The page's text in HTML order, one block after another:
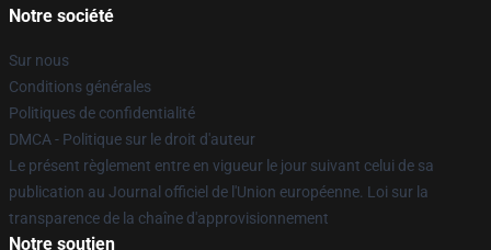
Notre société
Sur nous
Conditions générales
Politiques de confidentialité
DMCA - Politique sur le droit d'auteur
Le présent règlement entre en vigueur le jour suivant celui de sa
publication au Journal officiel de l'Union européenne. Loi sur la
transparence de la chaîne d'approvisionnement
Notre soutien